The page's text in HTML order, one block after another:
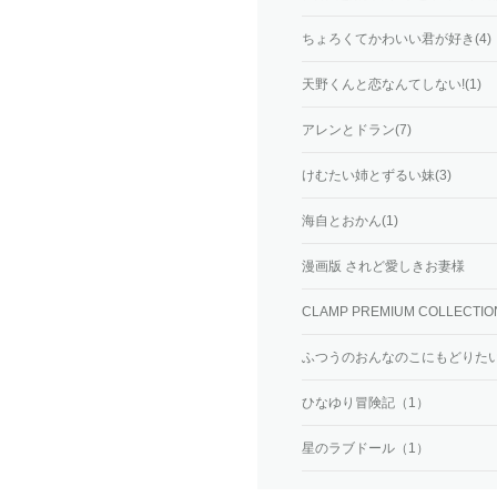
ちょろくてかわいい君が好き(4)
天野くんと恋なんてしない!(1)
アレンとドラン(7)
けむたい姉とずるい妹(3)
海自とおかん(1)
漫画版 されど愛しきお妻様
CLAMP PREMIUM
ふつうのおんなのこにもどりた
ひなゆり冒険記（1）
星のラブドール（1）